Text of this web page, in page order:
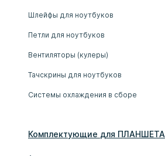
Шлейфы для ноутбуков
Петли для ноутбуков
Вентиляторы (кулеры)
Тачскрины для ноутбуков
Системы охлаждения в сборе
Комплектующие для ПЛАНШЕТА